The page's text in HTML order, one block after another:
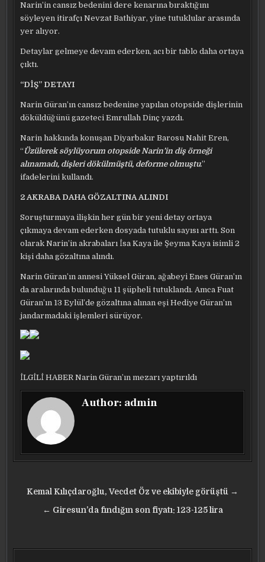
Narin’in cansız bedenini dere kenarına bıraktığını
söyleyen itirafçı Nevzat Bathiyar, yine tutuklular arasında
yer alıyor.
Detaylar gelmeye devam ederken, acı bir tablo daha ortaya
çıktı.
“DİŞ” DETAYI
Narin Güran’ın cansız bedenine yapılan otopside dişlerinin
döküldüğünü gazeteci Emrullah Dinç yazdı.
Narin hakkında konuşan Diyarbakır Barosu Nahit Eren,
“ Üzülerek söylüyorum otopside Narin’in diş örneği
alınamadı, dişleri dökülmüştü, deforme olmuştu.”
ifadelerini kullandı.
2 AKRABA DAHA GÖZALTINA ALINDI
Soruşturmaya ilişkin her gün bir yeni detay ortaya
çıkmaya devam ederken dosyada tutuklu sayısı arttı. Son
olarak Narin’in akrabaları İsa Kaya ile Şeyma Kaya isimli 2
kişi daha gözaltına alındı.
Narin Güran’ın annesi Yüksel Güran, ağabeyi Enes Güran’ın
da aralarında bulunduğu 11 şüpheli tutuklandı. Amca Fuat
Güran’ın 13 Eylül’de gözaltına alınan eşi Hediye Güran’ın
jandarmadaki işlemleri sürüyor.
İLGİLİ HABER Narin Güran’ın mezarı yaptırıldı
Author: admin
Yazı
gezinmesi
Kemal Kılıçdaroğlu, Vecdet Öz ve ekibiyle görüştü →
← Giresun’da fındığın son fiyatı: 123-125 lira